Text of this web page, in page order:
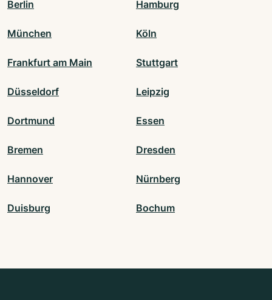
Berlin Hamburg
München Köln
Frankfurt am Main Stuttgart
Düsseldorf Leipzig
Dortmund Essen
Bremen Dresden
Hannover Nürnberg
Duisburg Bochum